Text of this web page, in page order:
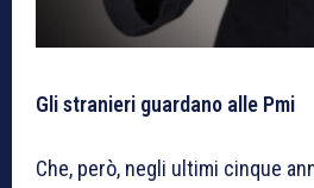
Gli stranieri guardano alle Pmi
Che, però, negli ultimi cinque